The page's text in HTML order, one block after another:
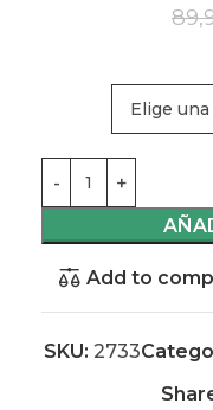
Add to
SKU: 2733